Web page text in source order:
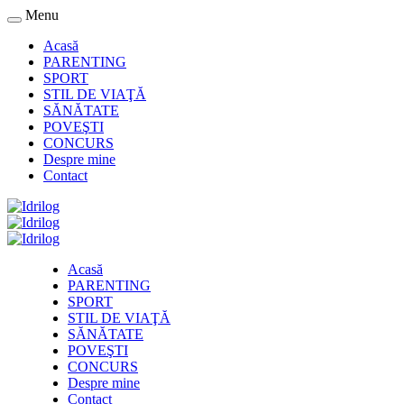
Menu
Acasă
PARENTING
SPORT
STIL DE VIAŢĂ
SĂNĂTATE
POVEŞTI
CONCURS
Despre mine
Contact
Acasă
PARENTING
SPORT
STIL DE VIAŢĂ
SĂNĂTATE
POVEŞTI
CONCURS
Despre mine
Contact